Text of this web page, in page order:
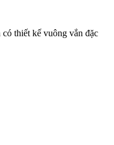
thiết kế vuông vắn đặc